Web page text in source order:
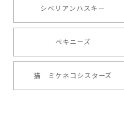
2024/05/22
2024/05/04
シベリアンハスキー
ペキニーズ
猫 ミケネコシスターズ